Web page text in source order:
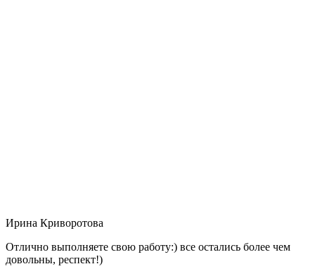
Ирина Криворотова
Отлично выполняете свою работу:) все остались более чем
довольны, респект!)